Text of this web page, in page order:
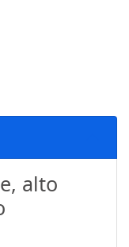
alto